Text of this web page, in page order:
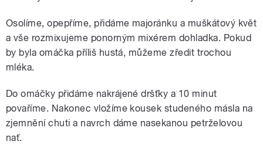
Osolíme, opepříme, přidáme majoránku a muškátový květ
a vše rozmixujeme ponorným mixérem dohladka. Pokud
by byla omáčka příliš hustá, můžeme zředit trochou
mléka.
Do omáčky přidáme nakrájené dršťky a 10 minut
povaříme. Nakonec vložíme kousek studeného másla na
zjemnění chuti a navrch dáme nasekanou petrželovou
nať.